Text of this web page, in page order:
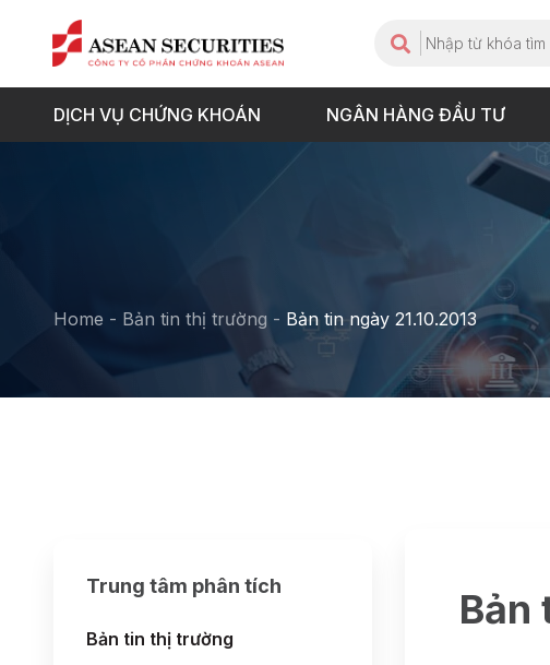
DỊCH VỤ CHỨNG KHOÁN NGÂN HÀNG ĐẦU TƯ
Home - Bản tin thị trường - Bản tin ngày 21.10.2013
Trung tâm phân tích
Bản tin thị trường
Bản